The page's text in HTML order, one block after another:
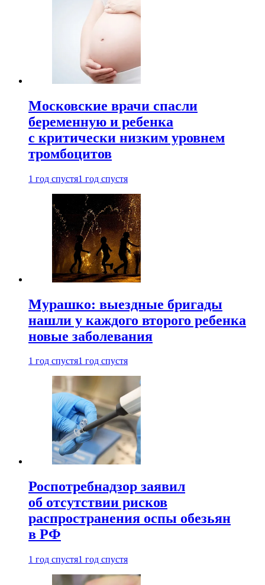
Московские врачи спасли
беременную и ребенка
с критически низким уровнем
тромбоцитов
1 год спустя1 год спустя
Мурашко: выездные бригады
нашли у каждого второго ребенка
новые заболевания
1 год спустя1 год спустя
Роспотребнадзор заявил
об отсутствии рисков
распространения оспы обезьян
в РФ
1 год спустя1 год спустя